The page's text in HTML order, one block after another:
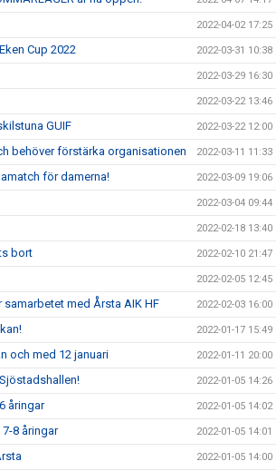
2022-04-02 17:25
Cup 2022 2022-03-31 10:38
2022-03-29 16:30
2022-03-22 13:46
GUIF 2022-03-22 12:00
behöver förstärka organisationen 2022-03-11 11:33
för damerna! 2022-03-09 19:06
2022-03-04 09:44
2022-02-18 13:40
bort 2022-02-10 21:47
2022-02-05 12:45
samarbetet med Årsta AIK HF 2022-02-03 16:00
2022-01-17 15:49
och med 12 januari 2022-01-11 20:00
2022-01-05 14:26
åringar 2022-01-05 14:02
8 åringar 2022-01-05 14:01
2022-01-05 14:00